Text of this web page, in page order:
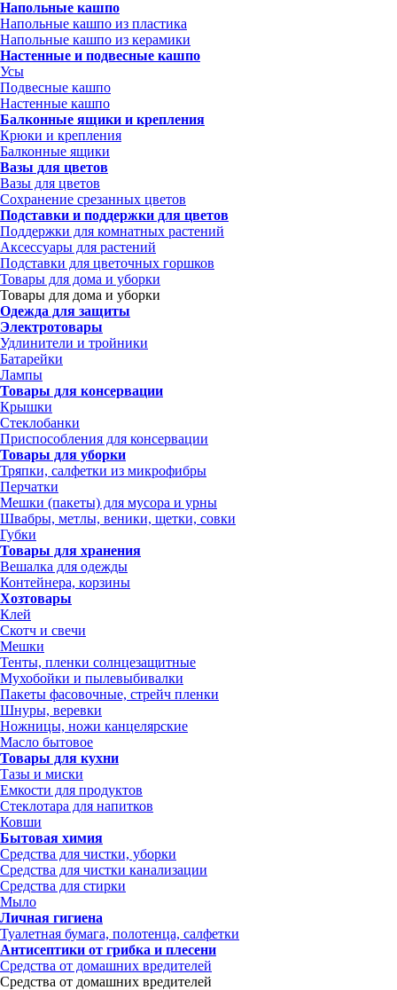
Напольные кашпо
Напольные кашпо из пластика
Напольные кашпо из керамики
Настенные и подвесные кашпо
Усы
Подвесные кашпо
Настенные кашпо
Балконные ящики и крепления
Крюки и крепления
Балконные ящики
Вазы для цветов
Вазы для цветов
Сохранение срезанных цветов
Подставки и поддержки для цветов
Поддержки для комнатных растений
Аксессуары для растений
Подставки для цветочных горшков
Товары для дома и уборки
Товары для дома и уборки
Одежда для защиты
Электротовары
Удлинители и тройники
Батарейки
Лампы
Товары для консервации
Крышки
Стеклобанки
Приспособления для консервации
Товары для уборки
Тряпки, салфетки из микрофибры
Перчатки
Мешки (пакеты) для мусора и урны
Швабры, метлы, веники, щетки, совки
Губки
Товары для хранения
Вешалка для одежды
Контейнера, корзины
Хозтовары
Клей
Скотч и свечи
Мешки
Тенты, пленки солнцезащитные
Мухобойки и пылевыбивалки
Пакеты фасовочные, стрейч пленки
Шнуры, веревки
Ножницы, ножи канцелярские
Масло бытовое
Товары для кухни
Тазы и миски
Емкости для продуктов
Стеклотара для напитков
Ковши
Бытовая химия
Средства для чистки, уборки
Средства для чистки канализации
Средства для стирки
Мыло
Личная гигиена
Туалетная бумага, полотенца, салфетки
Антисептики от грибка и плесени
Средства от домашних вредителей
Средства от домашних вредителей